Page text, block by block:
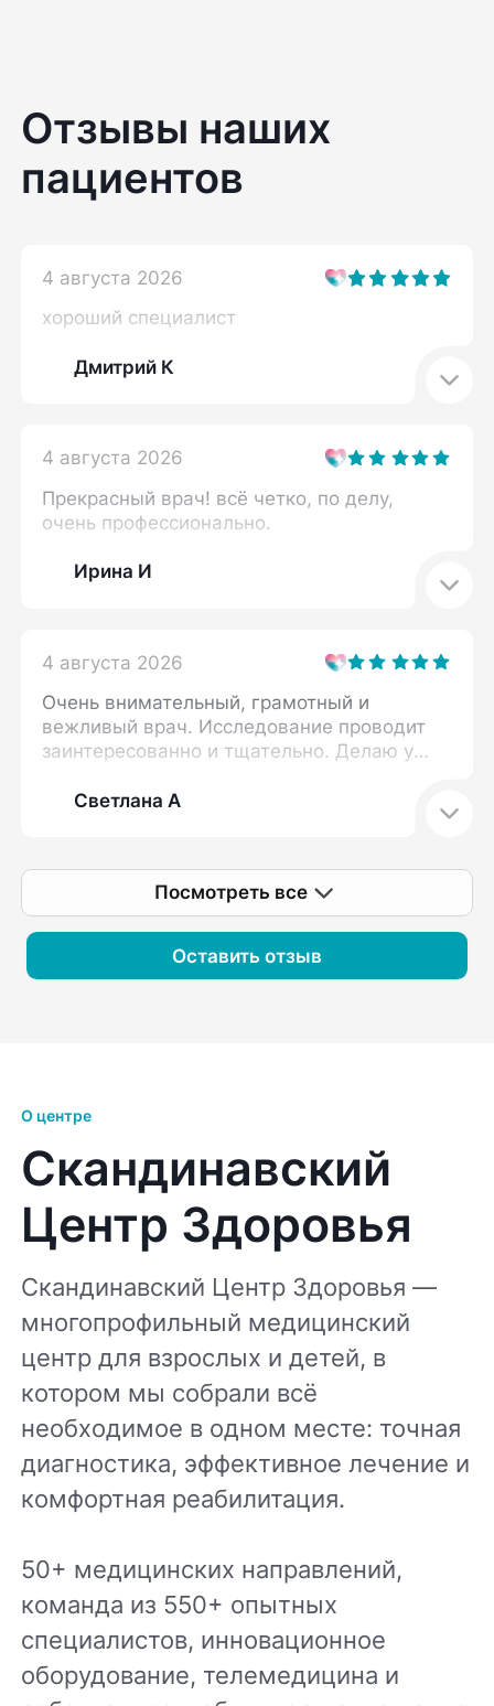
Отзывы наших
пациентов
Оставить отзыв
4 августа 2026
хороший специалист
Дмитрий К
4 августа 2026
Прекрасный врач! всё четко, по делу,
очень профессионально.
Ирина И
4 августа 2026
Очень внимательный, грамотный и
вежливый врач. Исследование проводит
заинтересованно и тщательно. Делаю у
записаться только к Дарье Викторовне.
Светлана А
Посмотреть все
О центре
Скандинавский
Центр Здоровья
Скандинавский Центр Здоровья —
многопрофильный медицинский
центр для взрослых и детей, в
котором мы собрали всё
необходимое в одном месте: точная
диагностика, эффективное лечение и
комфортная реабилитация.
50+ медицинских направлений,
команда из 550+ опытных
специалистов, инновационное
оборудование, телемедицина и